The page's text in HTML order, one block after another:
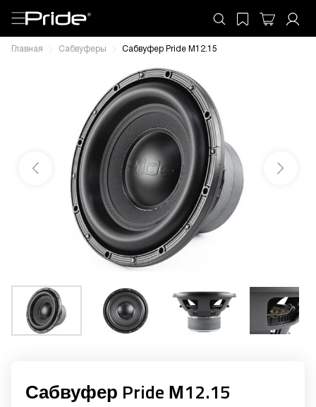
Главная Сабвуферы Сабвуфер Pride М12.15
Сабвуфер Pride М12.15